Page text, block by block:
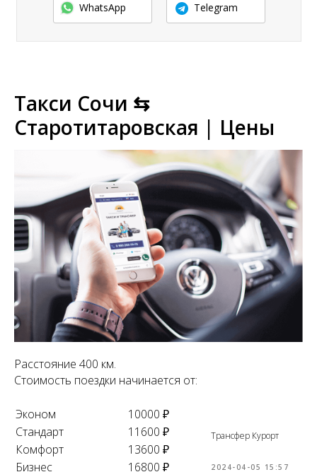
WhatsApp Telegram
Такси Сочи ⇆
Старотитаровская | Цены
Расстояние 400 км.
Стоимость поездки начинается от:
Эконом
10000 ₽
Стандарт
11600 ₽
Комфорт
13600 ₽
Бизнес
16800 ₽
Трансфер Курорт
2024-04-05 15:57